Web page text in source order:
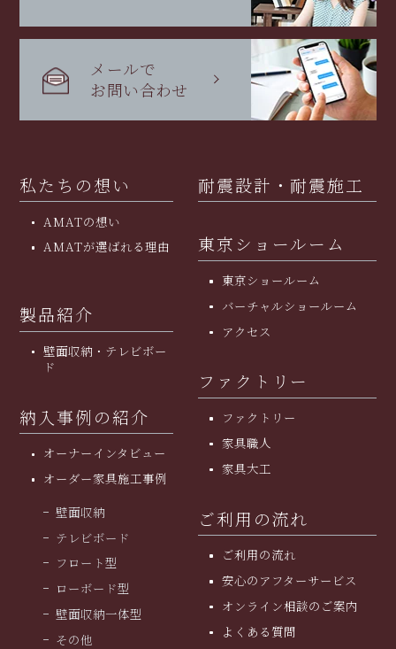
メールで
お問い合わせ
私たちの想い
AMATの想い
AMATが選ばれる理由
製品紹介
壁面収納・テレビボー
ド
納入事例の紹介
オーナーインタビュー
オーダー家具施工事例
壁面収納
テレビボード
フロート型
ローボード型
壁面収納一体型
その他
耐震設計・耐震施工
東京ショールーム
東京ショールーム
バーチャルショールーム
アクセス
ファクトリー
ファクトリー
家具職人
家具大工
ご利用の流れ
ご利用の流れ
安⼼のアフターサービス
オンライン相談のご案内
よくある質問